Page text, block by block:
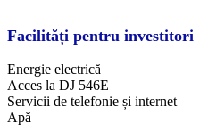
Facilități pentru investitori
Energie electrică
Acces la DJ 546E
Servicii de telefonie și internet
Apă